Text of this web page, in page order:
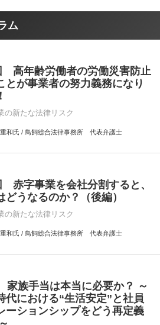
ム
高年齢労働者の労働災害防止
とが事業者の努力義務になり
の新たな法律リスク
和氏 / 鳥飼総合法律事務所 代表弁護士
赤字事業を会社分割すると、
どうなるのか？（後編）
の新たな法律リスク
和氏 / 鳥飼総合法律事務所 代表弁護士
族手当は本当に必要か？ ～
代における“生活安定”と社員
ーションシップをどう再定義